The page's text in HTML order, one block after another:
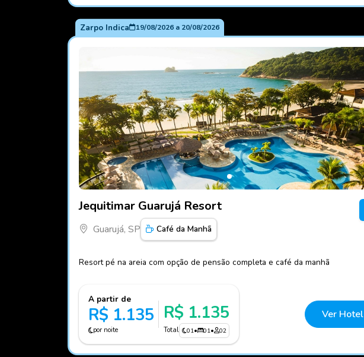
Zarpo Indica 19/08/2026a 20/08/2026
Jequitimar Guarujá Resort
Guarujá, SP Café da Manhã
Resort pé na areia com opção de pensão completa e café da manhã
A partir de
R$ 1.135
por noite
R$ 1.135
Total 01• 01• 02
Ver Hotel